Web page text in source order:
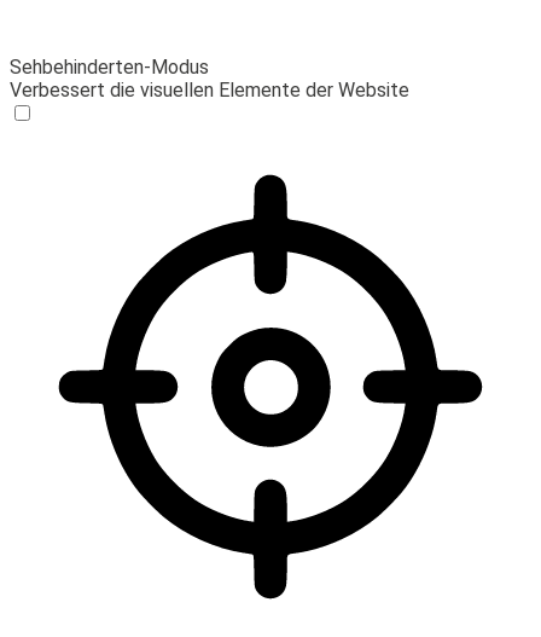
Sehbehinderten-Modus
Verbessert die visuellen Elemente der Website